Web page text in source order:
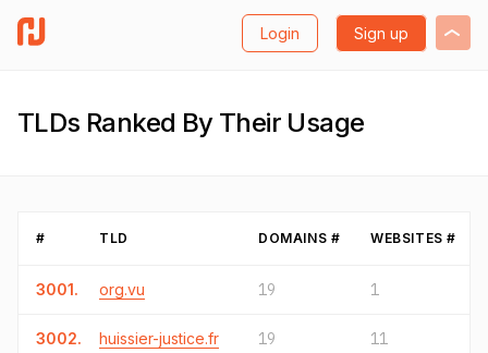
Login Sign up
TLDs Ranked By Their Usage
# TLD DOMAINS # WEBSITES #
3001. org.vu 19 1
3002. huissier-justice.fr 19 11